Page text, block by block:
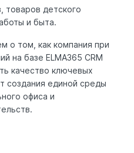
товаров детского
и быта.
о том, как компания при
на базе ELMA365 CRM
качество ключевых
создания единой среды
офиса и